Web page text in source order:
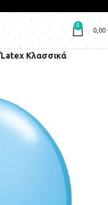
0
0,00
Latex Κλασσικά